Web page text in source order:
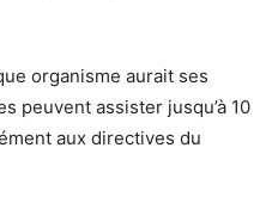
organisme aurait ses
peuvent assister jusqu’à 10
aux directives du